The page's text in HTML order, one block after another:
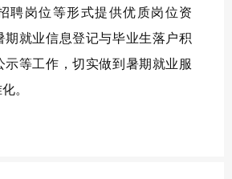
聘岗位等形式提供优质岗位资
期就业信息登记与毕业生落户积
示等工作，切实做到暑期就业服
。